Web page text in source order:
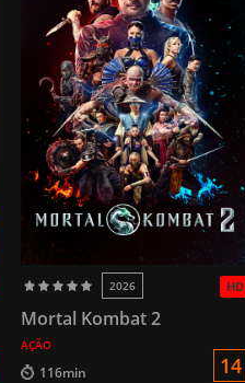
HD
2026
Mortal Kombat 2
AÇÃO
116min 14